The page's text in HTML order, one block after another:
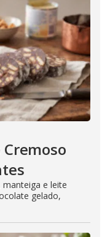
e leite
gelado,